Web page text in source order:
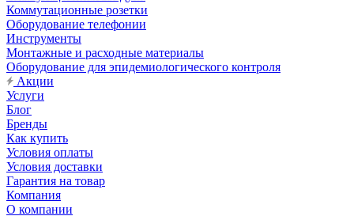
Коммутационные розетки
Оборудование телефонии
Инструменты
Монтажные и расходные материалы
Оборудование для эпидемиологического контроля
Акции
Услуги
Блог
Бренды
Как купить
Условия оплаты
Условия доставки
Гарантия на товар
Компания
О компании